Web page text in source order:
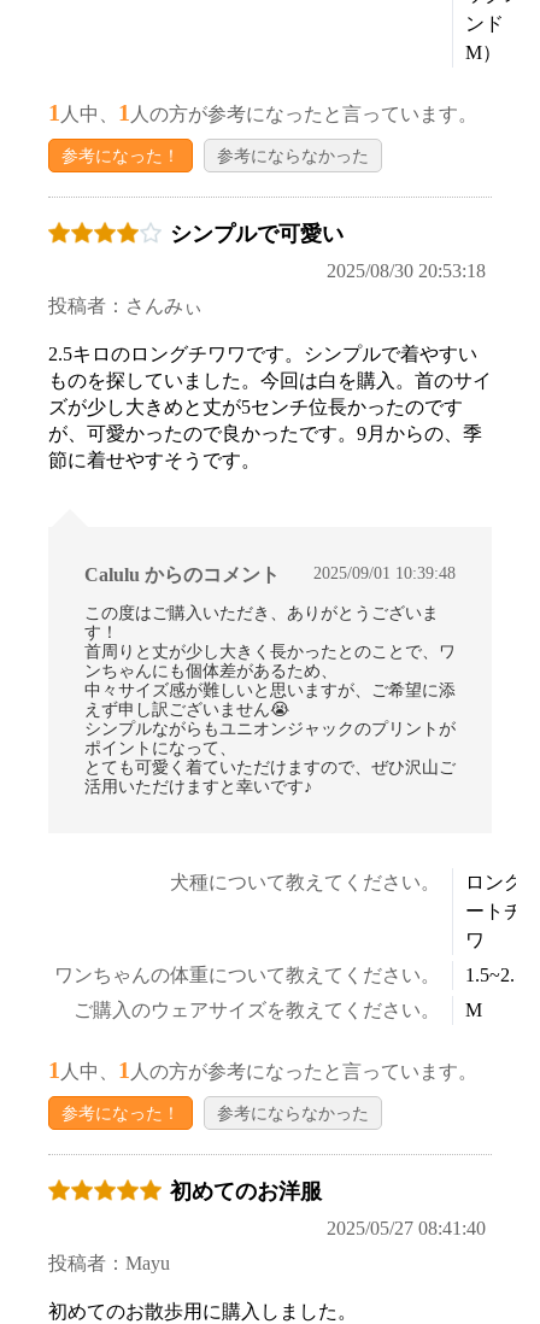
お買い物を続ける カートへ進む
ンド
M）
1 人中、 1 人の方が参考になったと言っています。
参考になった！ 参考にならなかった
シンプルで可愛い
2025/08/30 20:53:18
投稿者：さんみぃ
2.5キロのロングチワワです。シンプルで着やすい
ものを探していました。今回は白を購入。首のサイ
ズが少し大きめと丈が5センチ位長かったのです
が、可愛かったので良かったです。9月からの、季
節に着せやすそうです。
Calulu からのコメント 2025/09/01 10:39:48
この度はご購入いただき、ありがとうございま
す！
首周りと丈が少し大きく長かったとのことで、ワ
ンちゃんにも個体差があるため、
中々サイズ感が難しいと思いますが、ご希望に添
えず申し訳ございません😭
シンプルながらもユニオンジャックのプリントが
ポイントになって、
とても可愛く着ていただけますので、ぜひ沢山ご
活用いただけますと幸いです♪
犬種について教えてください。
ロング
ートチ
ワ
ワンちゃんの体重について教えてください。
ご購入のウェアサイズを教えてください。
M
1 人中、 1 人の方が参考になったと言っています。
参考になった！ 参考にならなかった
初めてのお洋服
2025/05/27 08:41:40
投稿者：Mayu
初めてのお散歩用に購入しました。